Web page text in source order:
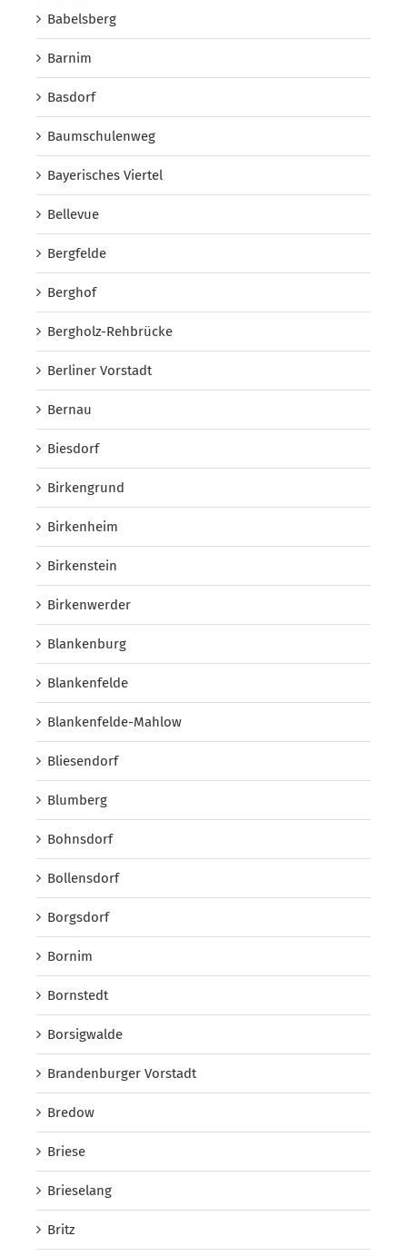
Babelsberg
Barnim
Basdorf
Baumschulenweg
Bayerisches Viertel
Bellevue
Bergfelde
Berghof
Bergholz-Rehbrücke
Berliner Vorstadt
Bernau
Biesdorf
Birkengrund
Birkenheim
Birkenstein
Birkenwerder
Blankenburg
Blankenfelde
Blankenfelde-Mahlow
Bliesendorf
Blumberg
Bohnsdorf
Bollensdorf
Borgsdorf
Bornim
Bornstedt
Borsigwalde
Brandenburger Vorstadt
Bredow
Briese
Brieselang
Britz